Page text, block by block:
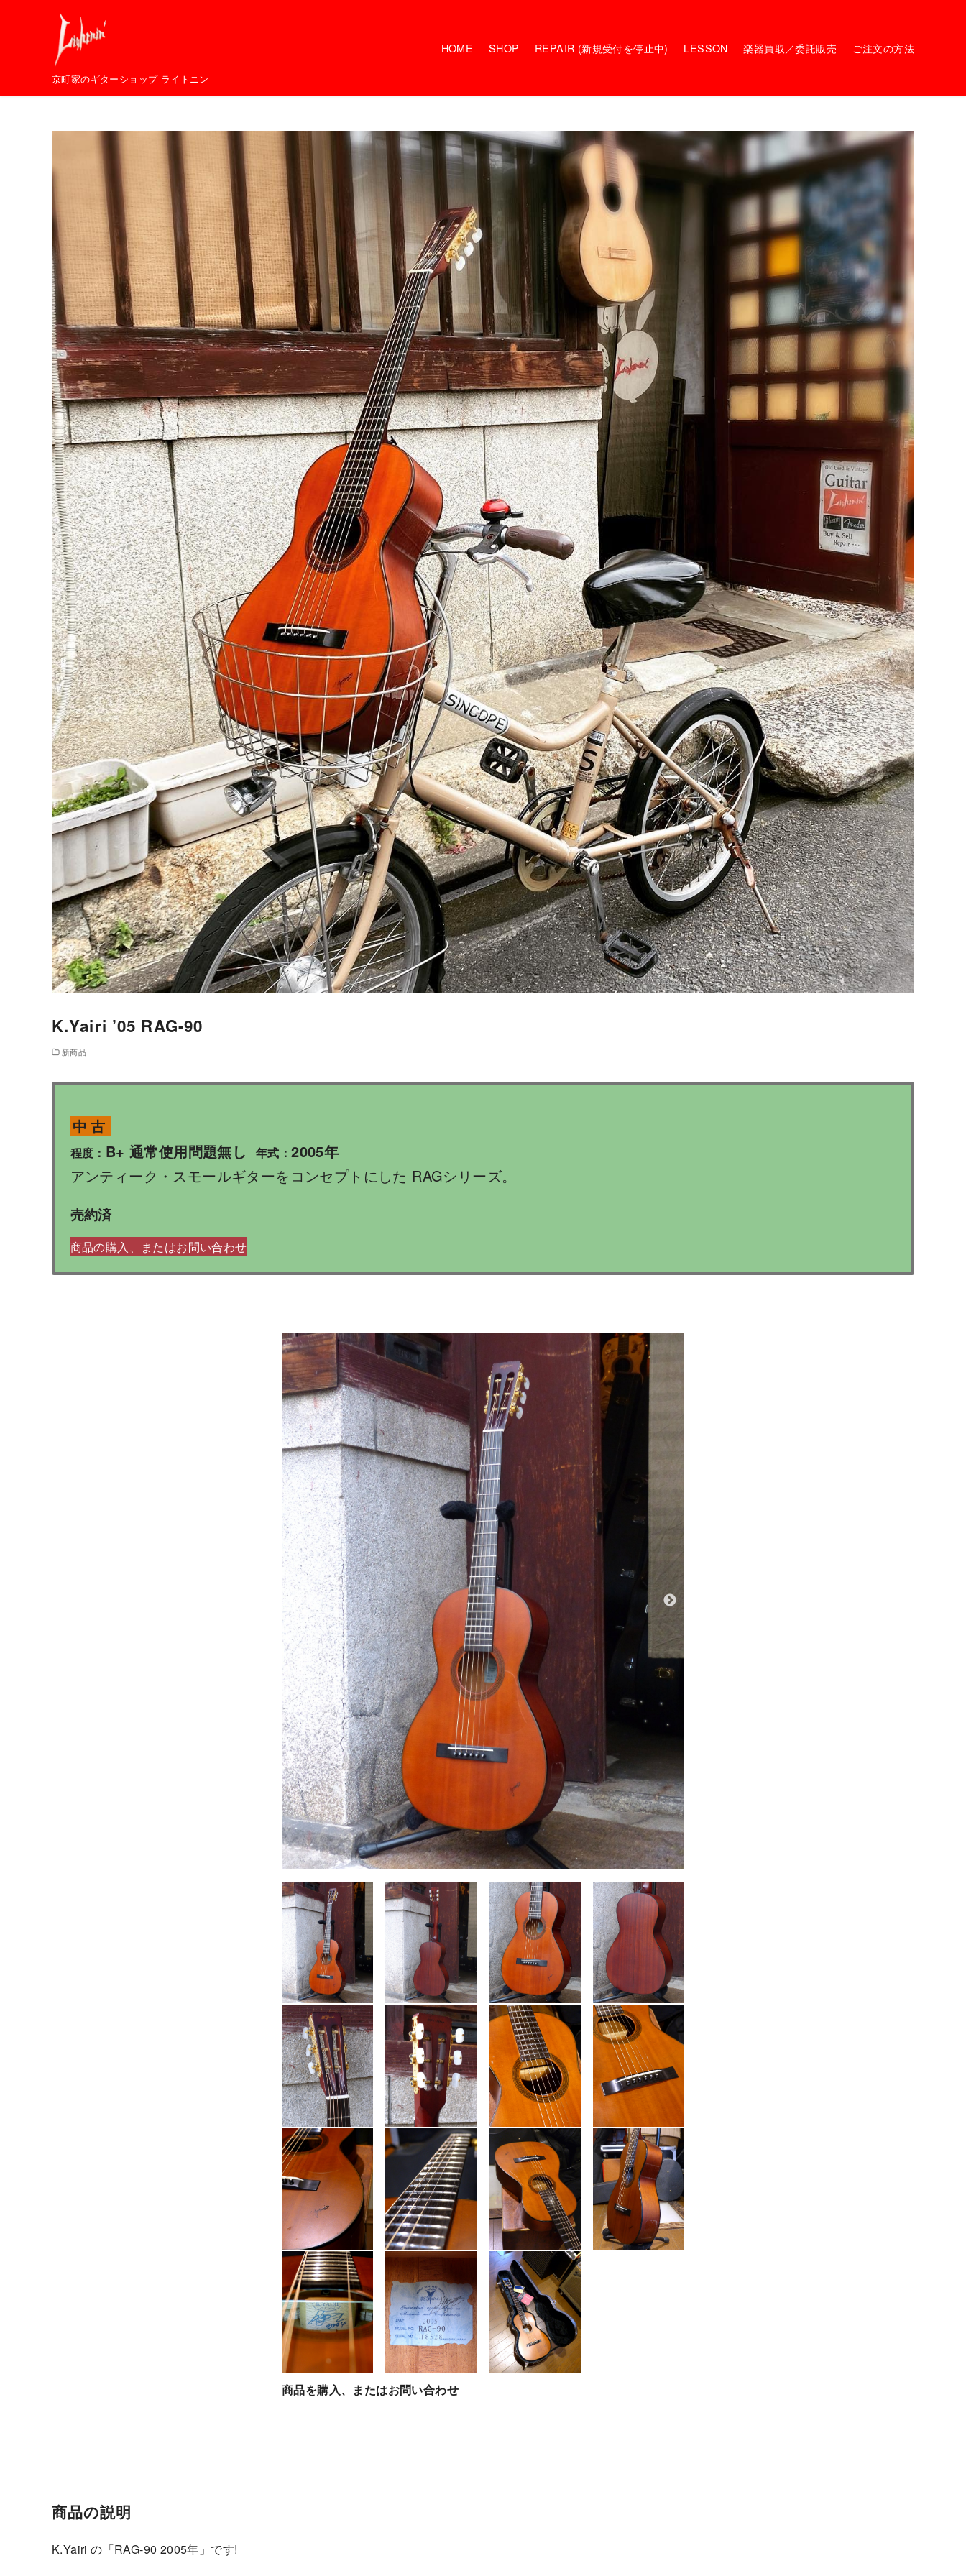
京町家のギターショップ ライトニン
HOME SHOP REPAIR (新規受付を停止中) LESSON 楽器買取／委託販売 ご注文の方法
K.Yairi ’05 RAG-90
新商品
中古
程度： B+ 通常使用問題無し 年式：2005年
アンティーク・スモールギターをコンセプトにした RAGシリーズ。
売約済
商品の購入、またはお問い合わせ
商品を購入、またはお問い合わせ
商品の説明
K.Yairi の「RAG-90 2005年」です!